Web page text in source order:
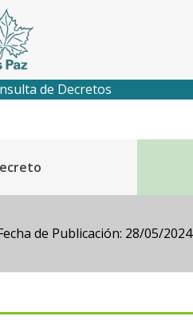
de Decretos
de Publicación: 28/05/2024